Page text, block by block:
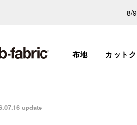
8/
布地 カット
update